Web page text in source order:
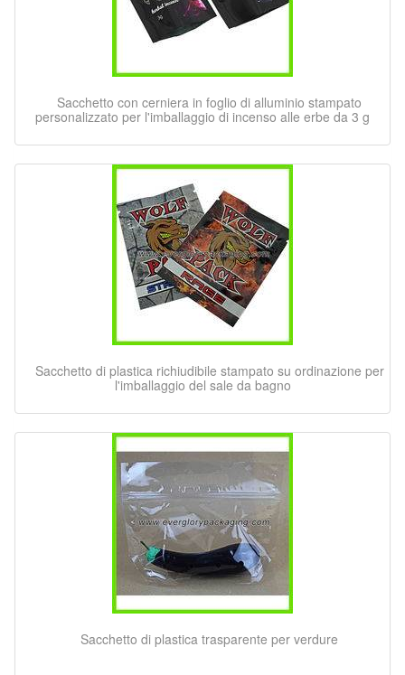
Sacchetto con cerniera in foglio di alluminio stampato
personalizzato per l'imballaggio di incenso alle erbe da 3 g
Sacchetto di plastica richiudibile stampato su ordinazione per
l'imballaggio del sale da bagno
Sacchetto di plastica trasparente per verdure